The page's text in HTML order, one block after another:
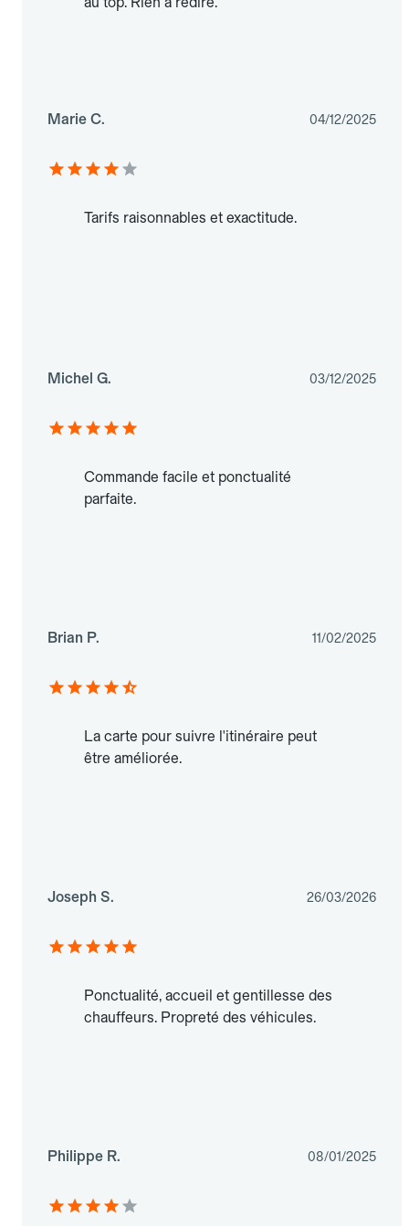
Marie C. 04/12/2025
Tarifs raisonnables et exactitude.
Michel G. 03/12/2025
Commande facile et ponctualité
parfaite.
Brian P. 11/02/2025
La carte pour suivre l'itinéraire peut
être améliorée.
Joseph S. 26/03/2026
Ponctualité, accueil et gentillesse des
chauffeurs. Propreté des véhicules.
Philippe R. 08/01/2025